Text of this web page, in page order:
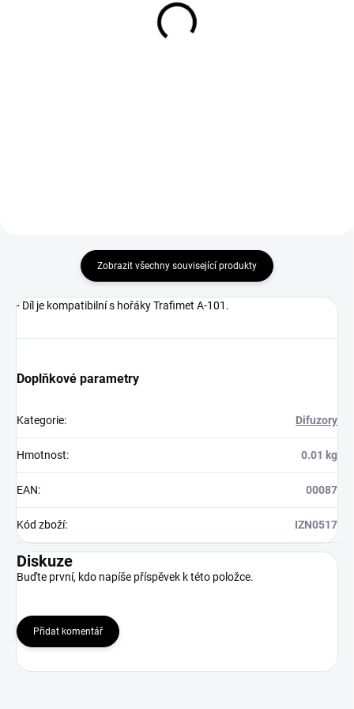
Zobrazit všechny související produkty
- Díl je kompatibilní s hořáky Trafimet A-101.
Doplňkové parametry
Kategorie: Difuzory
Hmotnost: 0.01 kg
EAN: 00087
Kód zboží: IZN0517
Diskuze
Buďte první, kdo napíše příspěvek k této položce.
Přidat komentář